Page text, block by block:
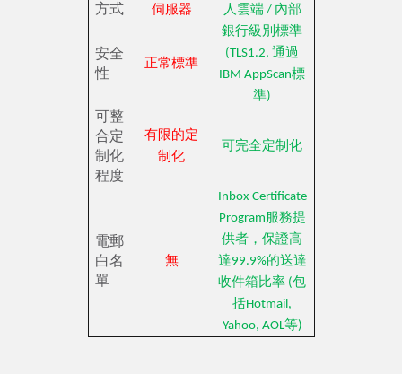
方式
伺服器
人雲端 / 內部
安全
性
正常標準
銀行級別標準
(TLS1.2, 通過
IBM AppScan標
準)
可整
合定
制化
程度
有限的定
制化
可完全定制化
電郵
白名
單
無
Inbox Certificate
Program服務提
供者，保證高
達99.9%的送達
收件箱比率 (包
括Hotmail,
Yahoo, AOL等)